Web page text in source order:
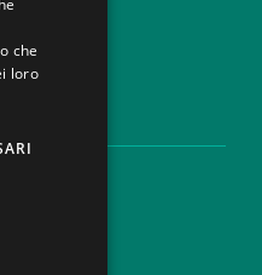
che
loro